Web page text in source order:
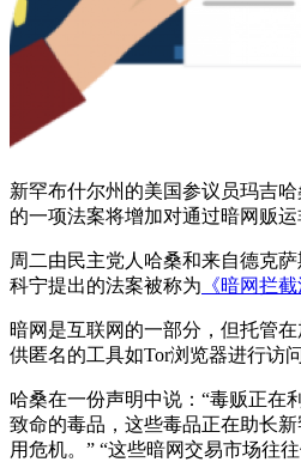
新罕布什尔州的美国参议员玛吉哈
的一项法案将增加对通过暗网贩运
周二由民主党人哈桑和来自德克
科宁提出的法案被称为 《暗网拦截
暗网是互联网的一部分，但托管
供匿名的工具如Tor浏览器进行访问
哈桑在一份声明中说：“毒贩正在
致命的毒品，这些毒品正在助长
用危机。” “这些暗网交易市场往